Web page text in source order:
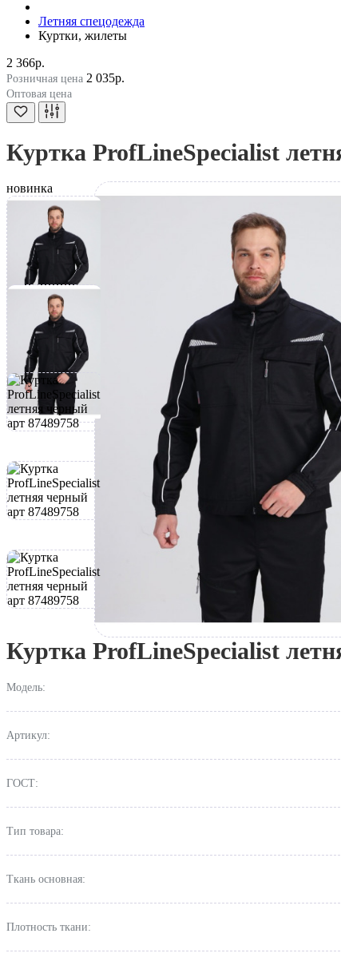
Летняя спецодежда
Куртки, жилеты
2 366р.
Розничная цена 2 035р.
Оптовая цена
Куртка ProfLineSpecialist
новинка
Куртка ProfLineSpecialist
Модель:
Артикул:
ГОСТ:
Тип товара:
Ткань основная:
Плотность ткани: